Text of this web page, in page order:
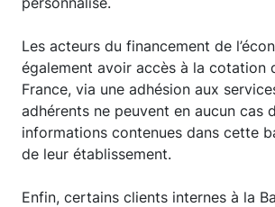
Les acteurs du financement de
également avoir accès à la cotation
France, via une adhésion aux
adhérents ne peuvent en aucun cas
informations contenues dans cette
de leur établissement.
Enfin, certains clients internes à la